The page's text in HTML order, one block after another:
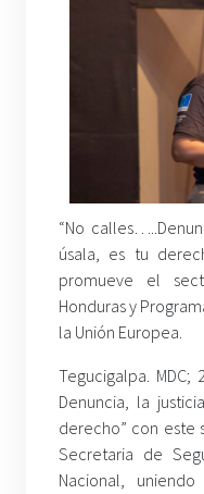
“No
úsala, es tu
promueve el
Honduras y
la Unión Europea.
Tegucigalpa.
Denuncia, la
derecho” con este
Secretaria de
Nacional,